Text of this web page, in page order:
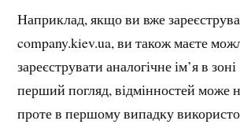
Наприклад, якщо ви вже
company.kiev.ua, ви також маєте
зареєструвати аналогічне ім’я в
перший погляд, відмінностей може
проте в першому випадку